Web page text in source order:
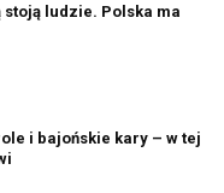
ludzie. Polska ma
i bajońskie kary – w tej